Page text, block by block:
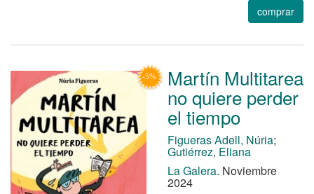
comprar
Martín Multitarea
no quiere perder
el tiempo
Figueras Adell, Núria;
Gutiérrez, Eliana
La Galera. Noviembre
2024